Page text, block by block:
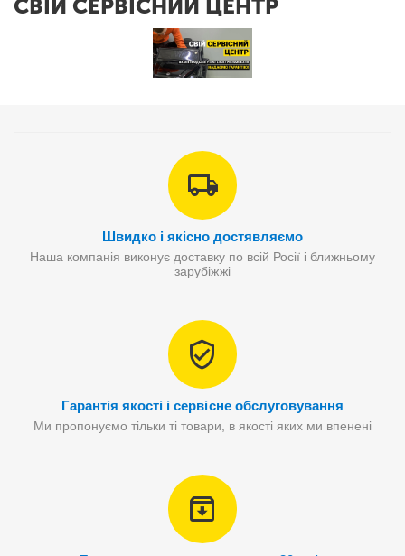
СВІЙ СЕРВІСНИЙ ЦЕНТР
Швидко і якісно достявляємо
Наша компанія виконує доставку по всій Росії і ближньому
зарубіжжі
Гарантія якості і сервісне обслуговування
Ми пропонуємо тільки ті товари, в якості яких ми впенені